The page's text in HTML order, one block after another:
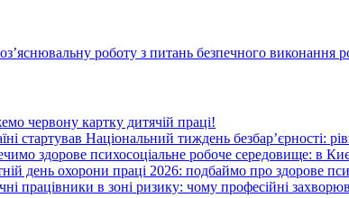
роботу з питань безпечного виконання
червону картку дитячій праці!
стартував Національний тиждень безбар’єрності:
здорове психосоціальне робоче середовище: в
день охорони праці 2026: подбаймо про здорове
працівники в зоні ризику: чому професійні